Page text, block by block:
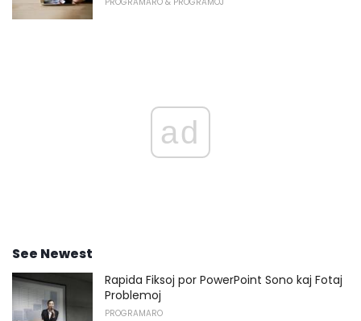
ad
See Newest
Rapida Fiksoj por PowerPoint Sono kaj Fotaj
Problemoj
PROGRAMARO